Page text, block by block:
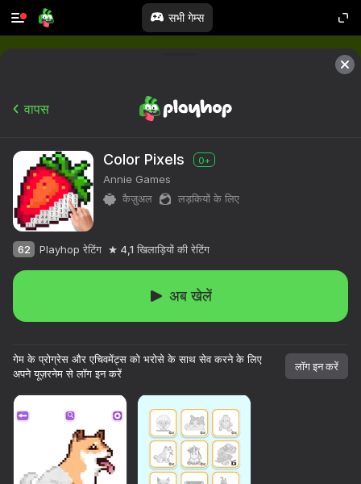
सभी गेम्स
वापस
Color Pixels 0+
Annie Games
कैज़ुअल
लड़कियों के लिए
62 Playhop रेटिंग 4,1 खिलाड़ियों की रेटिंग
अब खेलें
गेम के प्रोग्रेस और एचिवमेंट्स को भरोसे के साथ सेव करने के लिए
अपने यूज़रनेम से लॉग इन करें
लॉग इन करें